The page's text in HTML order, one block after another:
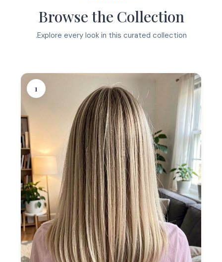
Browse the Collection
Explore every look in this curated collection.
1